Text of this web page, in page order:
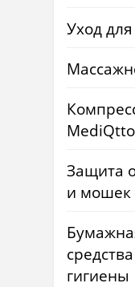
Уход
MediQtto
Защита
и мошек
гигиены